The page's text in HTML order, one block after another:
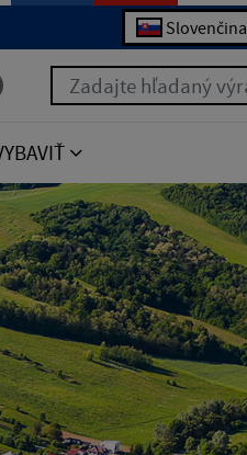
Slovenčina
Zadajte hľadaný výraz